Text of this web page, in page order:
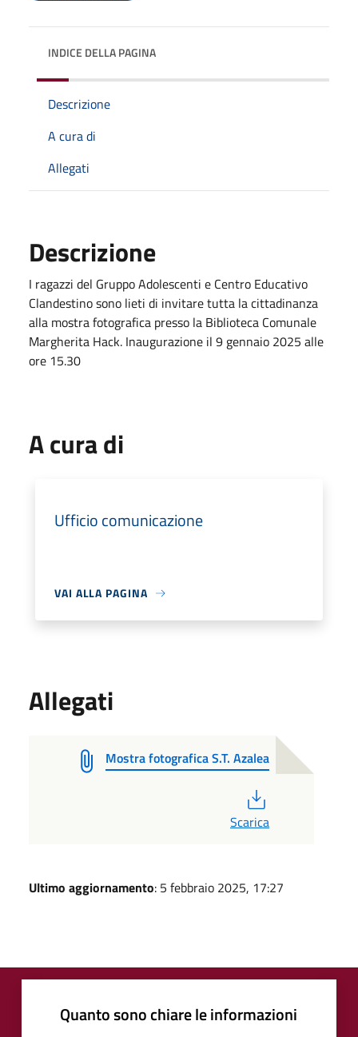
INDICE DELLA PAGINA
Descrizione
A cura di
Allegati
Descrizione
I ragazzi del Gruppo Adolescenti e Centro Educativo
Clandestino sono lieti di invitare tutta la cittadinanza
alla mostra fotografica presso la Biblioteca Comunale
Margherita Hack. Inaugurazione il 9 gennaio 2025 alle
ore 15.30
A cura di
Ufficio comunicazione
VAI ALLA PAGINA
Allegati
Mostra fotografica S.T. Azalea
Scarica
Ultimo aggiornamento: 5 febbraio 2025, 17:27
Quanto sono chiare le informazioni